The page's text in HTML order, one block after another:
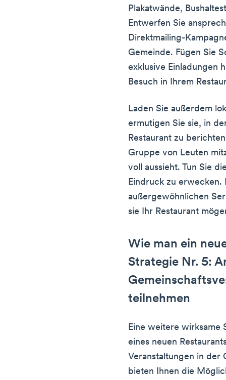
Plakatwände,
Entwerfen Sie
Direktmailing-
Gemeinde. Fügen Sie
exklusive Einladungen
Besuch in Ihrem
Laden Sie außerdem
ermutigen Sie sie, in
Restaurant zu
Gruppe von Leuten
voll aussieht. Tun Sie
Eindruck zu erwecken.
außergewöhnlichen
sie Ihr Restaurant
Wie man ein
Strategie Nr. 5:
teilnehmen
Eine weitere wirksame
eines neuen
Veranstaltungen in der
bieten Ihnen die